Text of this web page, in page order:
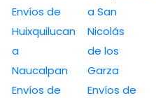
Envíos de
Huixquilucan
a
Naucalpan
Envíos de
a San
Nicolás
de los
Garza
Envíos de